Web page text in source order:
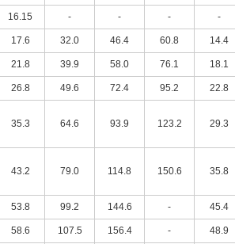
16.15 - - - -
17.6 32.0 46.4 60.8 14.4
21.8 39.9 58.0 76.1 18.1
26.8 49.6 72.4 95.2 22.8
35.3 64.6 93.9 123.2 29.3
43.2 79.0 114.8 150.6 35.8
53.8 99.2 144.6 - 45.4
58.6 107.5 156.4 - 48.9